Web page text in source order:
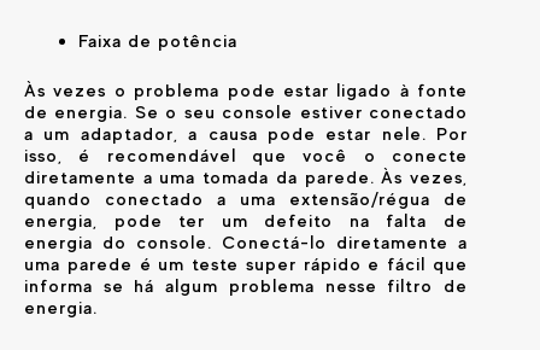
Faixa de potência
Às vezes o problema pode estar ligado à fonte
de energia. Se o seu console estiver conectado
a um adaptador, a causa pode estar nele. Por
isso, é recomendável que você o conecte
diretamente a uma tomada da parede. Às vezes,
quando conectado a uma extensão/régua de
energia, pode ter um defeito na falta de
energia do console. Conectá-lo diretamente a
uma parede é um teste super rápido e fácil que
informa se há algum problema nesse filtro de
energia.